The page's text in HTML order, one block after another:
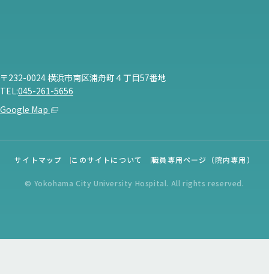
〒232-0024 横浜市南区浦舟町４丁目57番地
TEL:045-261-5656
Google Map
サイトマップ このサイトについて 職員専用ページ（院内専用）
© Yokohama City University Hospital. All rights reserved.